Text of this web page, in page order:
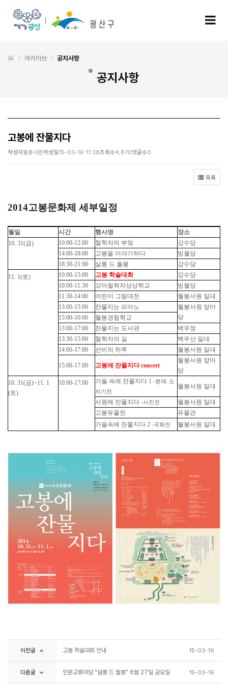
처음으로
아카이브 공지사항
공지사항
고봉에 잔물지다
작성자월봉서원작성일15-03-16 11:38조회수4,870댓글수0
목록
2014고봉문화제 세부일정
월일 시간 행사명
장소
10. 31(금)
10:00-12:00 철학자의 부엌
강수당
14:00-18:00
고봉을 이야기하다
빙월당
18:30-21:00
살롱 드 월봉
강수당
11. 1(토)
10:00-15:00 고봉 학술대회
강수당
10:00-11:30
꼬마철학자상상학교
빙월당
11:30-14:00
어린이 그림대전
월봉서원 일대
13:00-15:00
잔물지는 피아노
월봉서원 앞마
당
13:00-16:00
월봉경험학교
13:00-17:00
잔물지는 도서관
백우정
13:30-15:00
철학자의 길
백우산 일대
14:00-17:00
선비의 하루 월봉서원 일대
15:00-17:00 고봉에 잔물지다 concert
월봉서원 앞마
당
10. 31(금)~11. 1
(토)
10:00-17:00 가을 속에 잔물지다 1 -분재․도
자기전
월봉서원 일대
서원에 잔물지다 -사진전
월봉서원 일대
고봉유물전
유물관
가을속에 잔물지다 2 -국화전 월봉서원 일대
이전글 고봉 학술대회 안내 15-03-16
다음글 인문교류마당 "살롱 드 월봉" 6월 27일 금요일 15-03-16